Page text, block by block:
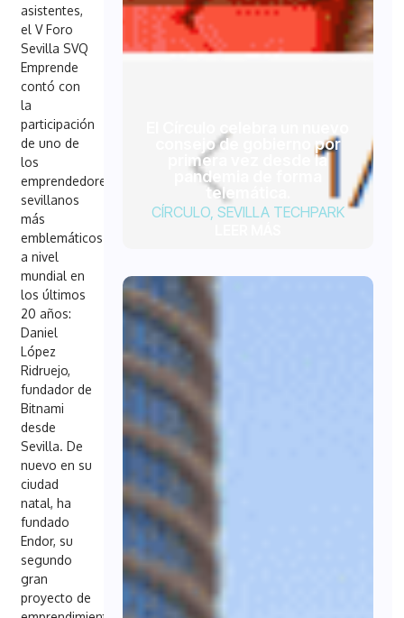
asistentes,
el V Foro
Sevilla SVQ
Emprende
contó con
la
participación
de uno de
los
emprendedores
sevillanos
más
emblemáticos
a nivel
mundial en
los últimos
20 años:
Daniel
López
Ridruejo,
fundador de
Bitnami
desde
Sevilla. De
nuevo en su
ciudad
natal, ha
fundado
Endor, su
segundo
gran
proyecto de
El Círculo celebra un nuevo
consejo de gobierno por
primera vez desde la
pandemia de forma
telemática.
CÍRCULO, SEVILLA TECHPARK